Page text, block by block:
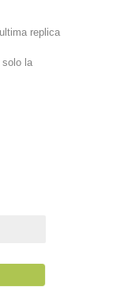
replica
solo la